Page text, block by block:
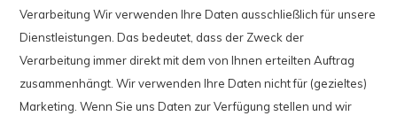
Verarbeitung Wir verwenden Ihre Daten ausschließlich für unsere
Dienstleistungen. Das bedeutet, dass der Zweck der
Verarbeitung immer direkt mit dem von Ihnen erteilten Auftrag
zusammenhängt. Wir verwenden Ihre Daten nicht für (gezieltes)
Marketing. Wenn Sie uns Daten zur Verfügung stellen und wir